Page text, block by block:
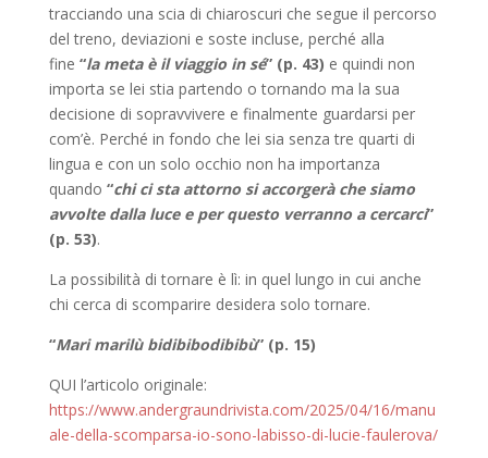
tracciando una scia di chiaroscuri che segue il percorso
del treno, deviazioni e soste incluse, perché alla
fine “la meta è il viaggio in sé” (p. 43) e quindi non
importa se lei stia partendo o tornando ma la sua
decisione di sopravvivere e finalmente guardarsi per
com’è. Perché in fondo che lei sia senza tre quarti di
lingua e con un solo occhio non ha importanza
quando “chi ci sta attorno si accorgerà che siamo
avvolte dalla luce e per questo verranno a cercarci”
(p. 53).
La possibilità di tornare è lì: in quel lungo in cui anche
chi cerca di scomparire desidera solo tornare.
“Mari marilù bidibibodibibù” (p. 15)
QUI l’articolo originale:
https://www.andergraundrivista.com/2025/04/16/manu
ale-della-scomparsa-io-sono-labisso-di-lucie-faulerova/